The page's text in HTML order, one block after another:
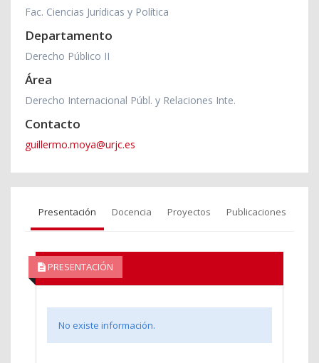
Fac. Ciencias Jurídicas y Política
Departamento
Derecho Público II
Área
Derecho Internacional Públ. y Relaciones Inte.
Contacto
guillermo.moya@urjc.es
Presentación Docencia Proyectos Publicaciones
PRESENTACIÓN
No existe información.